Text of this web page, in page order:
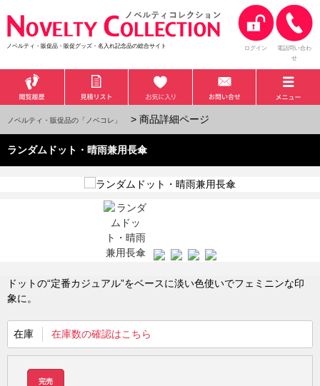
ノベルティ・販促品・販促グッズ・名入れ記念品の総合サイト ログイン
電話問い合わ
せ
ノベルティ・販促品の「ノベコレ」 > 商品詳細ページ
ランダムドット・晴雨兼用長傘
ドットの“定番カジュアル”をベースに淡い色使いでフェミニンな印
象に。
在庫 在庫数の確認はこちら
完売